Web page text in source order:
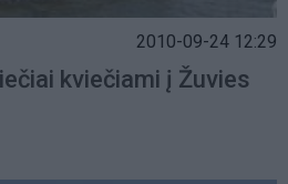
2010-09-24 12:29
kviečiami į Žuvies